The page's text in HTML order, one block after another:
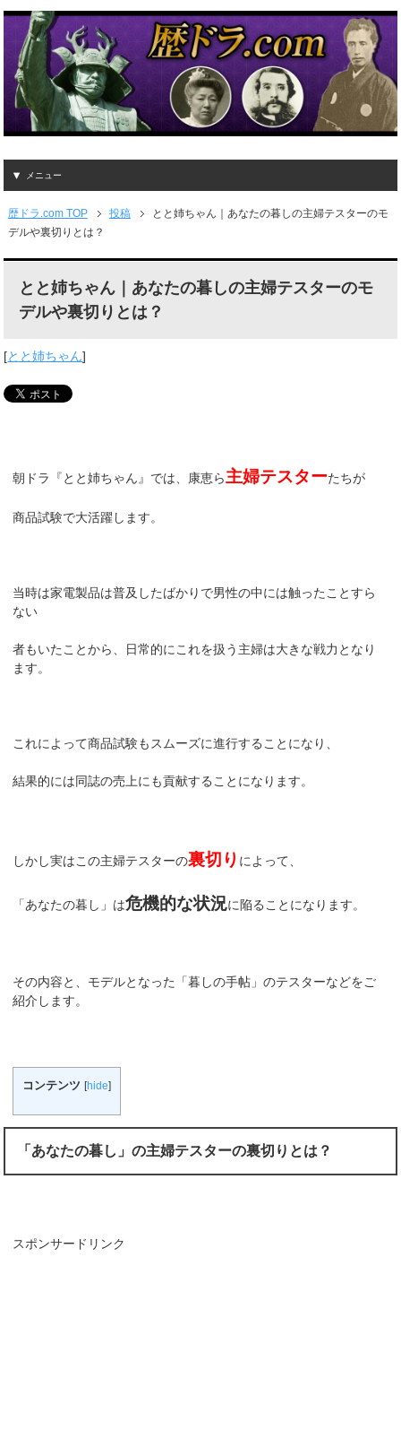
メニュー
歴ドラ.com TOP 投稿
とと姉ちゃん｜あなたの暮しの主婦テスターのモ
デルや裏切りとは？
とと姉ちゃん｜あなたの暮しの主婦テスターのモ
デルや裏切りとは？
[とと姉ちゃん]
朝ドラ『とと姉ちゃん』では、康恵ら主婦テスターたちが
商品試験で大活躍します。
当時は家電製品は普及したばかりで男性の中には触ったことすら
ない
者もいたことから、日常的にこれを扱う主婦は大きな戦力となり
ます。
これによって商品試験もスムーズに進行することになり、
結果的には同誌の売上にも貢献することになります。
しかし実はこの主婦テスターの裏切り によって、
「あなたの暮し」は危機的な状況に陥ることになります。
その内容と、モデルとなった「暮しの手帖」のテスターなどをご
紹介します。
コンテンツ [hide]
「あなたの暮し」の主婦テスターの裏切りとは？
スポンサードリンク